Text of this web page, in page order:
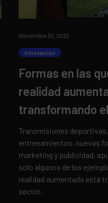
Noviembre 30, 2022
Innovación
Formas en las
realidad
transformando
Transmisiones deportivas,
entrenamientos, nuevas
marketing y publicidad,
solo algunos de los
realidad aumentada está
sector.